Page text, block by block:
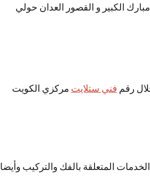
مناطق مبارك الكبير و القصور العدان حولي
رقم فني ستلايت مركزي الكويت
المتعلقة بالفك والتركيب وأيضا